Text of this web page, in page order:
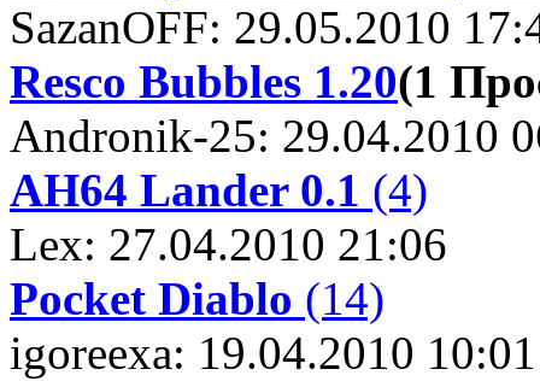
SazanOFF: 29.05.2010
Resco Bubbles 1.20(1
Andronik-25: 29.04.2010
AH64 Lander 0.1 (4)
Lex: 27.04.2010 21:06
Pocket Diablo (14)
igoreexa: 19.04.2010 10:01